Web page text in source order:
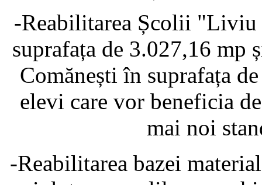
-Reabilitarea Școlii "Liviu
suprafața de 3.027,16 mp
Comănești în suprafața
elevi care vor beneficia
mai noi
-Reabilitarea bazei